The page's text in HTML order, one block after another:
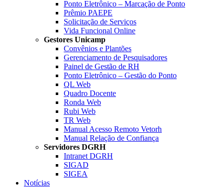
Ponto Eletrônico – Marcação de Ponto
Prêmio PAEPE
Solicitação de Serviços
Vida Funcional Online
Gestores Unicamp
Convênios e Plantões
Gerenciamento de Pesquisadores
Painel de Gestão de RH
Ponto Eletrônico – Gestão do Ponto
QL Web
Quadro Docente
Ronda Web
Rubi Web
TR Web
Manual Acesso Remoto Vetorh
Manual Relação de Confiança
Servidores DGRH
Intranet DGRH
SIGAD
SIGEA
Notícias